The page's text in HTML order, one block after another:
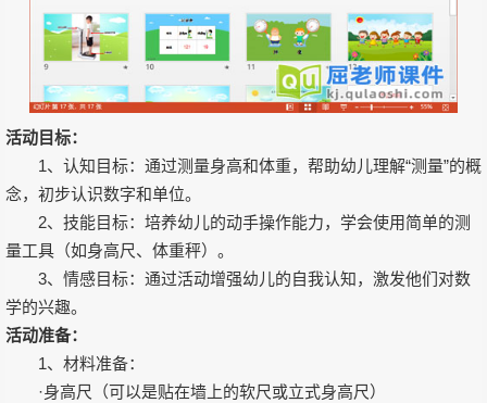
活动目标：
1、认知目标：通过测量身高和体重，帮助幼儿理解“测量”的概
念，初步认识数字和单位。
2、技能目标：培养幼儿的动手操作能力，学会使用简单的测
量工具（如身高尺、体重秤）。
3、情感目标：通过活动增强幼儿的自我认知，激发他们对数
学的兴趣。
活动准备：
1、材料准备：
·身高尺（可以是贴在墙上的软尺或立式身高尺）